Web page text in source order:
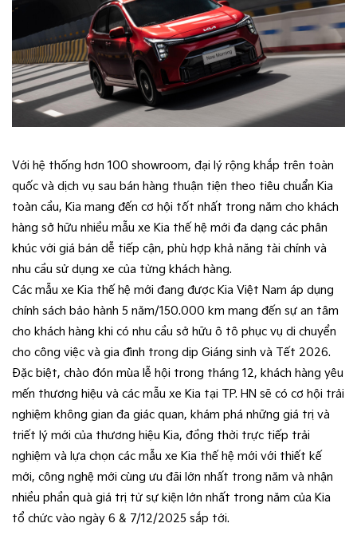
Với hệ thống hơn 100 showroom, đại lý rộng khắp trên toàn
quốc và dịch vụ sau bán hàng thuận tiện theo tiêu chuẩn Kia
toàn cầu, Kia mang đến cơ hội tốt nhất trong năm cho khách
hàng sở hữu nhiều mẫu xe Kia thế hệ mới đa dạng các phân
khúc với giá bán dễ tiếp cận, phù hợp khả năng tài chính và
nhu cầu sử dụng xe của từng khách hàng.
Các mẫu xe Kia thế hệ mới đang được Kia Việt Nam áp dụng
chính sách bảo hành 5 năm/150.000 km mang đến sự an tâm
cho khách hàng khi có nhu cầu sở hữu ô tô phục vụ di chuyển
cho công việc và gia đình trong dịp Giáng sinh và Tết 2026.
Đặc biệt, chào đón mùa lễ hội trong tháng 12, khách hàng yêu
mến thương hiệu và các mẫu xe Kia tại TP. HN sẽ có cơ hội trải
nghiệm không gian đa giác quan, khám phá những giá trị và
triết lý mới của thương hiệu Kia, đồng thời trực tiếp trải
nghiệm và lựa chọn các mẫu xe Kia thế hệ mới với thiết kế
mới, công nghệ mới cùng ưu đãi lớn nhất trong năm và nhận
nhiều phần quà giá trị từ sự kiện lớn nhất trong năm của Kia
tổ chức vào ngày 6 & 7/12/2025 sắp tới.